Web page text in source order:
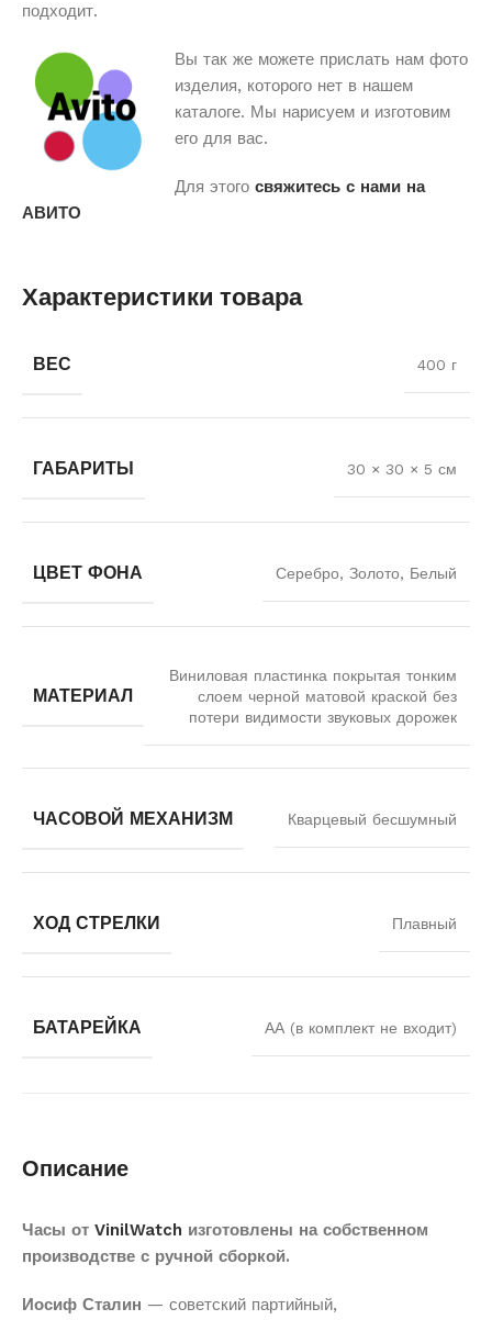
подходит.
Вы так же можете прислать нам фото
изделия, которого нет в нашем
каталоге. Мы нарисуем и изготовим
его для вас.
Для этого свяжитесь с нами на
АВИТО
Характеристики товара
ВЕС 400 г
ГАБАРИТЫ 30 × 30 × 5 см
ЦВЕТ ФОНА Серебро, Золото, Белый
МАТЕРИАЛ
Виниловая пластинка покрытая тонким
слоем черной матовой краской без
потери видимости звуковых дорожек
ЧАСОВОЙ МЕХАНИЗМ Кварцевый бесшумный
ХОД СТРЕЛКИ Плавный
БАТАРЕЙКА АА (в комплект не входит)
Описание
Часы от VinilWatch изготовлены на собственном
производстве с ручной сборкой.
Иосиф Сталин — советский партийный,